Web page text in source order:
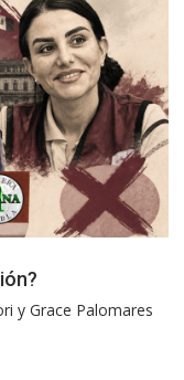
y Grace Palomares